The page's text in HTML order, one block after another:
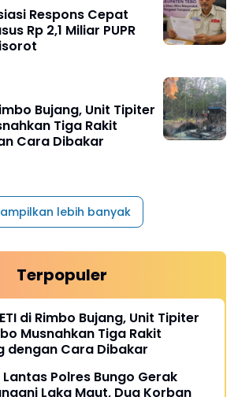
Respons Cepat
Rp 2,1 Miliar PUPR
Bujang, Unit Tipiter
Tiga Rakit
Cara Dibakar
lebih banyak
Terpopuler
di Rimbo Bujang, Unit Tipiter
Musnahkan Tiga Rakit
dengan Cara Dibakar
Lantas Polres Bungo Gerak
Laka Maut, Dua Korban